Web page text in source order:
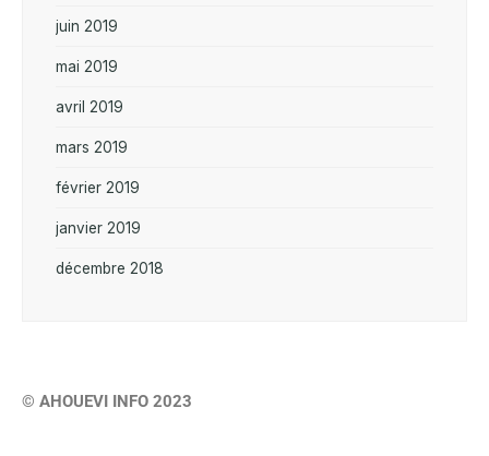
juin 2019
mai 2019
avril 2019
mars 2019
février 2019
janvier 2019
décembre 2018
© AHOUEVI INFO 2023